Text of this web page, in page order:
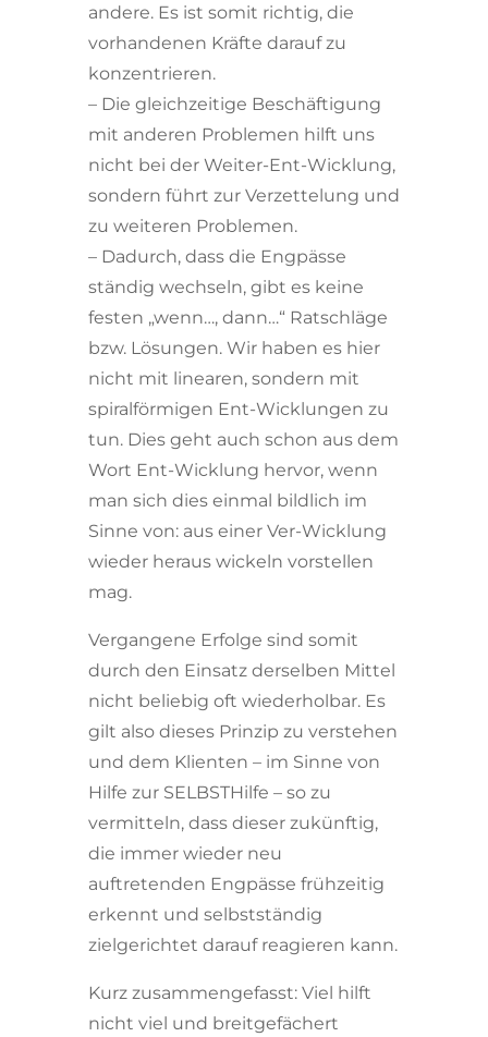
andere. Es ist somit richtig, die
vorhandenen Kräfte darauf zu
konzentrieren.
– Die gleichzeitige Beschäftigung
mit anderen Problemen hilft uns
nicht bei der Weiter-Ent-Wicklung,
sondern führt zur Verzettelung und
zu weiteren Problemen.
– Dadurch, dass die Engpässe
ständig wechseln, gibt es keine
festen „wenn…, dann…“ Ratschläge
bzw. Lösungen. Wir haben es hier
nicht mit linearen, sondern mit
spiralförmigen Ent-Wicklungen zu
tun. Dies geht auch schon aus dem
Wort Ent-Wicklung hervor, wenn
man sich dies einmal bildlich im
Sinne von: aus einer Ver-Wicklung
wieder heraus wickeln vorstellen
mag.
Vergangene Erfolge sind somit
durch den Einsatz derselben Mittel
nicht beliebig oft wiederholbar. Es
gilt also dieses Prinzip zu verstehen
und dem Klienten – im Sinne von
Hilfe zur SELBSTHilfe – so zu
vermitteln, dass dieser zukünftig,
die immer wieder neu
auftretenden Engpässe frühzeitig
erkennt und selbstständig
zielgerichtet darauf reagieren kann.
Kurz zusammengefasst: Viel hilft
nicht viel und breitgefächert